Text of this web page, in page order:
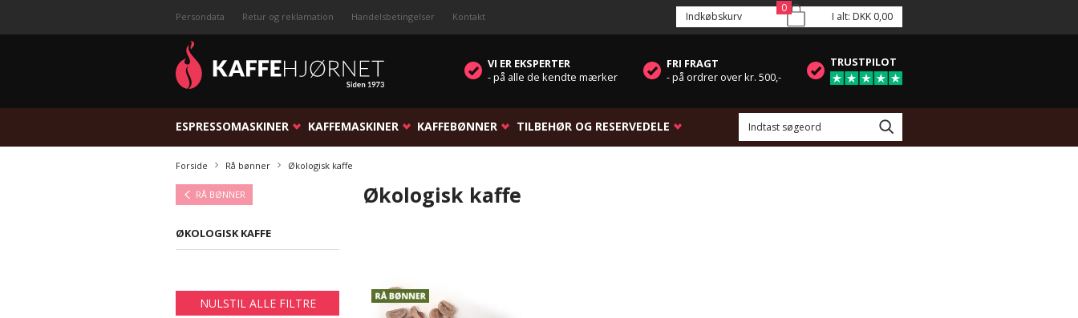
Persondata Retur og reklamation Handelsbetingelser Kontakt Indkøbskurv
0
I alt: DKK 0,00
VI ER EKSPERTER
- på alle de kendte mærker
FRI FRAGT
- på ordrer over kr. 500,-
TRUSTPILOT
ESPRESSOMASKINER KAFFEMASKINER KAFFEBØNNER TILBEHØR OG RESERVEDELE
Forside Rå bønner Økologisk kaffe
RÅ BØNNER
ØKOLOGISK KAFFE
NULSTIL ALLE FILTRE
Økologisk kaffe